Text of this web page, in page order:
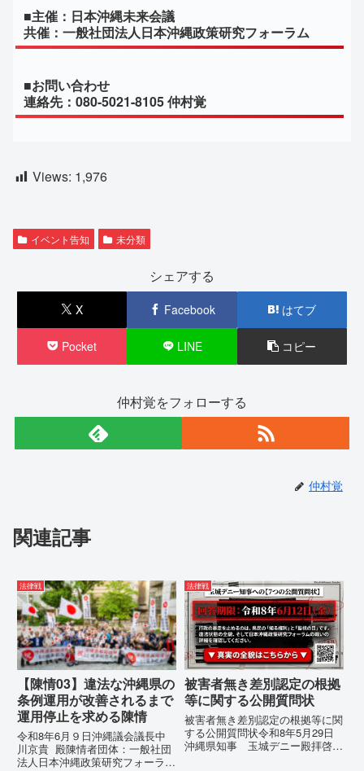
■主催：日本沖縄未来会議
共催：一般社団法人日本沖縄政策研究フォーラム
■お問い合わせ
連絡先：080-5021-8105 仲村覚
Views: 1,976
イベント告知 未分類
シェアする
X Facebook はてブ
Pocket LINE コピー
仲村覚をフォローする
仲村覚
関連記事
法律戦
【陳情03】違法な沖縄県の
条例運用が改善されるまで
運用停止を求める陳情
令和8年6月９日沖縄議会議長中
川京貴 殿陳情者団体：一般社団
法人日本沖縄政策研究フォーラム
法律戦
被害者無き差別認定の根拠
等に関する公開質問状
被害者無き差別認定の根拠等に関
する公開質問状令和8年5月29日
沖縄県知事 玉城デニー殿拝啓貴